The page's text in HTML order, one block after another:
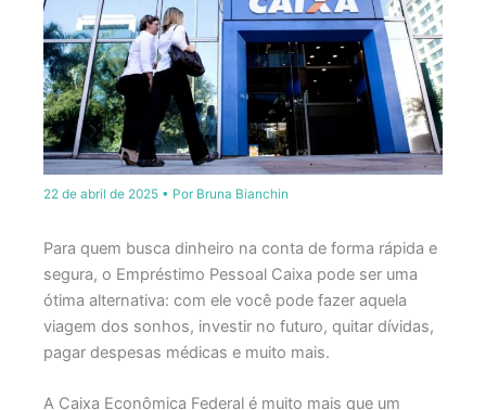
22 de abril de 2025 • Por Bruna Bianchin
Para quem busca dinheiro na conta de forma rápida e
segura, o Empréstimo Pessoal Caixa pode ser uma
ótima alternativa: com ele você pode fazer aquela
viagem dos sonhos, investir no futuro, quitar dívidas,
pagar despesas médicas e muito mais.
A Caixa Econômica Federal é muito mais que um